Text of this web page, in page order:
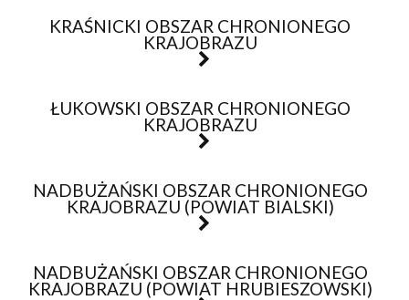
KRAŚNICKI OBSZAR CHRONIONEGO
KRAJOBRAZU
ŁUKOWSKI OBSZAR CHRONIONEGO
KRAJOBRAZU
NADBUŻAŃSKI OBSZAR CHRONIONEGO
KRAJOBRAZU (POWIAT BIALSKI)
NADBUŻAŃSKI OBSZAR CHRONIONEGO
KRAJOBRAZU (POWIAT HRUBIESZOWSKI)